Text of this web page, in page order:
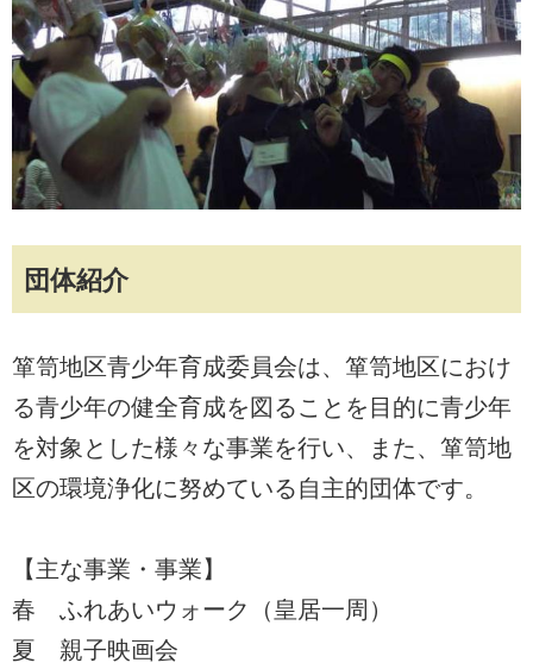
団体紹介
箪笥地区青少年育成委員会は、箪笥地区におけ
る青少年の健全育成を図ることを目的に青少年
を対象とした様々な事業を行い、また、箪笥地
区の環境浄化に努めている自主的団体です。
【主な事業・事業】
春 ふれあいウォーク（皇居一周）
夏 親子映画会